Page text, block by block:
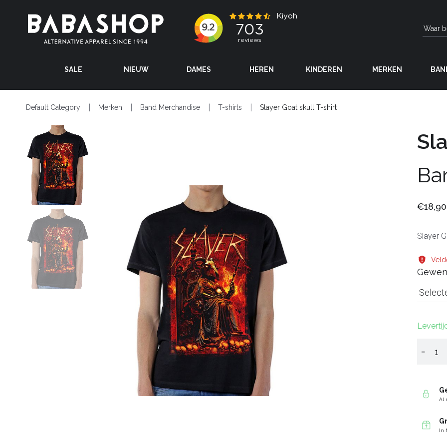
SALE NIEUW DAMES HEREN KINDEREN MERKEN
Default Category Merken Band Merchandise T-shirts Slayer Goat skull T-shirt
€18,90
Slayer
−
Al
In